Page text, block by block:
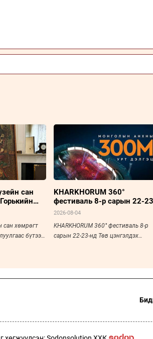
сан
сан хөмрөгт
бүтээл
KHARKHORUM 360°
фестиваль 8-р сарын 22-
нд Төв цэнгэлдэх хүрээлэнд
2026-08-04
KHARKHORUM 360° фестиваль 8-р
сарын 22-23-нд Төв цэнгэлдэх